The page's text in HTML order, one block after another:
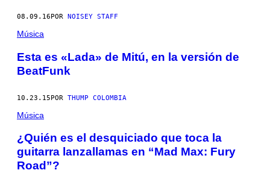
08.09.16 POR NOISEY STAFF
Música
Esta es «Lada» de Mitú, en la versión de
BeatFunk
10.23.15POR THUMP COLOMBIA
Música
¿Quién es el desquiciado que toca la
guitarra lanzallamas en “Mad Max: Fury
Road”?